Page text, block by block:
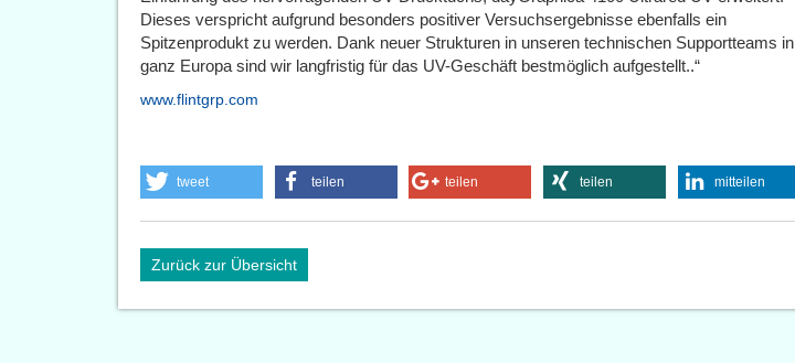
Dieses verspricht aufgrund besonders positiver Versuchsergebnisse ebenfalls ein
Spitzenprodukt zu werden. Dank neuer Strukturen in unseren technischen Supportteams in
ganz Europa sind wir langfristig für das UV-Geschäft bestmöglich aufgestellt..“
www.flintgrp.com
tweet teilen teilen teilen mitteilen
Zurück zur Übersicht